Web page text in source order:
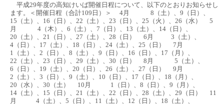
平成29年度の高知けいば開催日程について、以下のとおりお知らせし
ます。＜開催日程（合計109日）＞ 4月 8（土）、9（日）、
15（土）、16（日）、22（土）、23（日）、25（火）、26（水） 5
月 4（木）、6（土）、7（日）、13（土）、14（日）、
20（土）、21（日）、27（土）、28（日） 6月 3（土）、
4（日）、17（土）、18（日）、24（土）、25（日） 7月
1（土）、2（日）、8（土）、9（日）、16（日）、17（月）、
22（土）、23（日）、29（土）、30（日） 8月 5（土）、
6（日）、19（土）、20（日）、26（土）、27（日） 9月
2（土）、3（日）、9（土）、10（日）、17（日）、18（月）、
20（水）、30（土） 10月 1（日）、8（日）、9（月）、
14（土）、15（日）、21（土）、22（日）、28（土）、29（日） 11
月 4（土）、5（日）、11（土）、12（日）、18（土）、